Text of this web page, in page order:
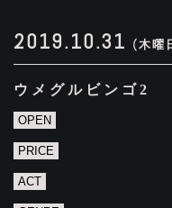
2019.10.31 (木曜
ウメグルビンゴ2
OPEN
PRICE
ACT